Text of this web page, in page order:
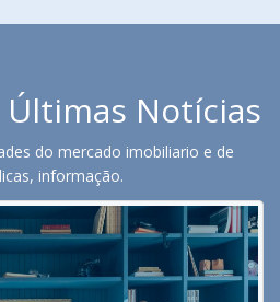
Últimas Notícias
do mercado imobiliario e de
informação.